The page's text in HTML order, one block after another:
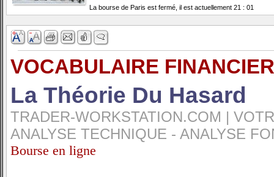
La bourse de Paris est fermé, il est actuellement 21 : 01
VOCABULAIRE
La Théorie Du Hasard
TRADER-WORKSTATION.COM |
ANALYSE TECHNIQUE - ANALYSE
Bourse en ligne